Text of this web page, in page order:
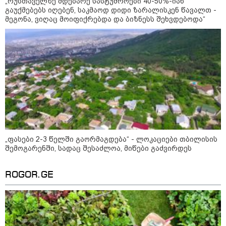
09:52 / 07-08-2026
"რაკეტები ჩვენც გვჭირდება" - დონალდ
ტრამპი უკრაინისთვის Patriot-ის
რაკეტების გაგზავნაზე
23:40 / 07-08-2026
იტალიამ ყველა ქალაქში
განგაშის წითელი დონე
გამოაცხადა
გაუქმებებს იღებენ, საკმაოდ დიდი ზარალისკენ წავალთ -
მეგონა, ვიღაც მოიფიქრებდა და ბიზნესს შეხვდებოდა“
„ფასები 2-3 წელში გაორმაგდება“ - ლოკაციები თბილისის
შემოგარენში, სადაც შესაძლოა, მიწები გაძვირდეს
ROGOR.GE